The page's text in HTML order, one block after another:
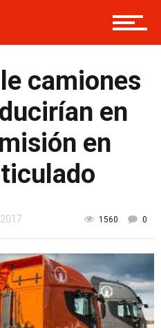
camiones
en
en
1560 0